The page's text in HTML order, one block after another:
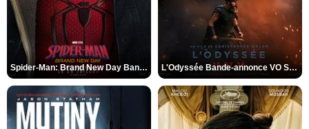
Spider-Man: Brand New Day Bande-annonce VO STFR L'Odyssée Bande-annonce VO STFR